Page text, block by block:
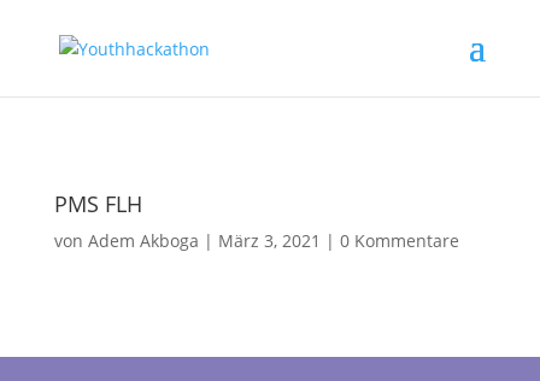
PMS FLH
von Adem Akboga | März 3, 2021 | 0 Kommentare